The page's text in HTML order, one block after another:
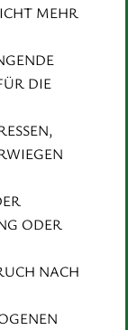
MEHR
DIE
ODER
NACH